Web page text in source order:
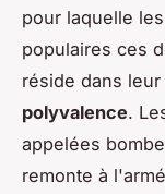
pour laquelle
populaires ces
réside dans leur
polyvalence.
appelées
remonte à